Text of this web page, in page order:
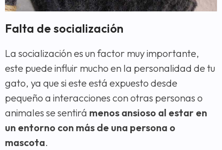
Falta de socialización
La socialización es un factor muy importante,
este puede influir mucho en la personalidad de tu
gato, ya que si este está expuesto desde
pequeño a interacciones con otras personas o
animales se sentirá menos ansioso al estar en
un entorno con más de una persona o
mascota.